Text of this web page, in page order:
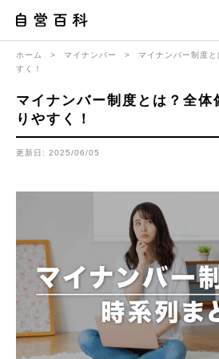
ホーム > マイナンバー >
マイナンバー制度
すく！
マイナンバー制度とは？全体
りやすく！
更新日: 2025/06/05